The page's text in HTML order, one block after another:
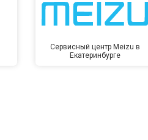
Сервисный центр Meizu в
Екатеринбурге